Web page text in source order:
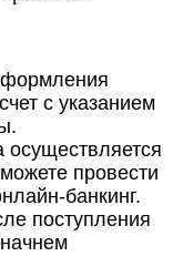
с указанием
осуществляется
провести
банкинг.
поступления